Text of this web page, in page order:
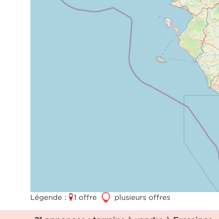
Légende : 1 offre 3 plusieurs offres